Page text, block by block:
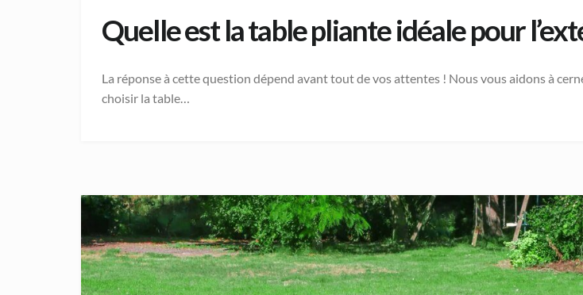
Quelle est la table pliante idéale pour
La réponse à cette question dépend avant tout de vos attentes ! Nous vous aidons à
choisir la table…